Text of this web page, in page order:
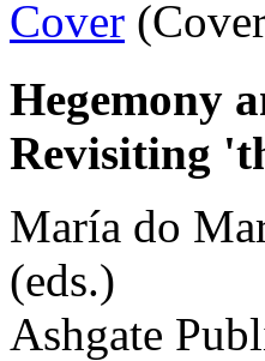
Cover
Hegemony
Revisiting
María do
(eds.)
Ashgate